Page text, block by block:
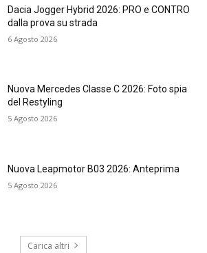
Dacia Jogger Hybrid 2026: PRO e CONTRO
dalla prova su strada
6 Agosto 2026
Nuova Mercedes Classe C 2026: Foto spia
del Restyling
5 Agosto 2026
Nuova Leapmotor B03 2026: Anteprima
5 Agosto 2026
Carica altri